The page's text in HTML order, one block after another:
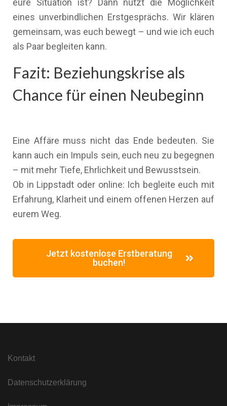
eure Situation ist? Dann nutzt die Möglichkeit
eines unverbindlichen Erstgesprächs. Wir klären
gemeinsam, was euch bewegt – und wie ich euch
als Paar begleiten kann.
Fazit: Beziehungskrise als
Chance für einen Neubeginn
Eine Affäre muss nicht das Ende bedeuten. Sie
kann auch ein Impuls sein, euch neu zu begegnen
– mit mehr Tiefe, Ehrlichkeit und Bewusstsein.
Ob in Lippstadt oder online: Ich begleite euch mit
Erfahrung, Klarheit und einem offenen Herzen auf
eurem Weg.
Jetzt kostenlose Erstberatung
buchen!
Kontakt
Datenschutzerklärung